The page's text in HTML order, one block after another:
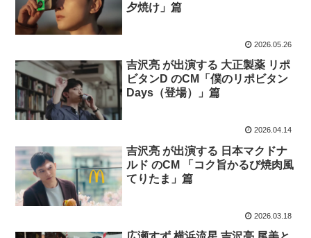
夕焼け」篇
2026.05.26
吉沢亮 が出演する 大正製薬 リポ
ビタンD のCM「僕のリポビタン
Days（登場）」篇
2026.04.14
吉沢亮 が出演する 日本マクドナ
ルド のCM 「コク旨かるび焼肉風
てりたま」篇
2026.03.18